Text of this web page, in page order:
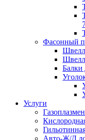
Фасонный
Балки
Услуги
Авто-Ж/Д